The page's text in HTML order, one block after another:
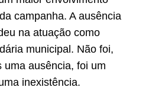
campanha. A ausência
na atuação como
municipal. Não foi,
uma ausência, foi um
inexistência.